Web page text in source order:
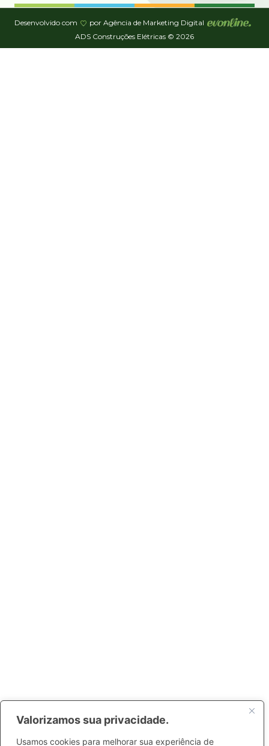
Valorizamos sua privacidade.
Usamos cookies para melhorar sua experiência de
Desenvolvido com
por Agência de Marketing Digital
ADS Construções Elétricas © 2026